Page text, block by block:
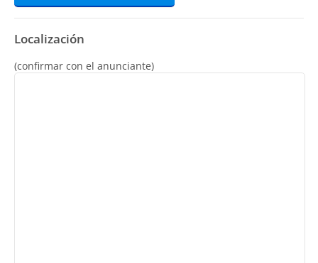
Localización
(confirmar con el anunciante)